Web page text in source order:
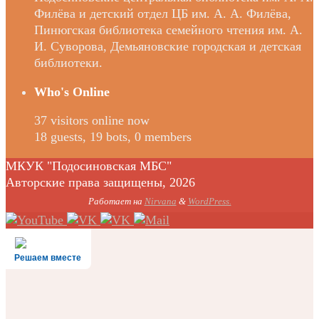
Филёва и детский отдел ЦБ им. А. А. Филёва,
Пинюгская библиотека семейного чтения им. А.
И. Суворова, Демьяновские городская и детская
библиотеки.
Who's Online
37 visitors online now
18 guests, 19 bots, 0 members
МКУК "Подосиновская МБС"
Авторские права защищены, 2026
Работает на Nirvana & WordPress.
Решаем вместе